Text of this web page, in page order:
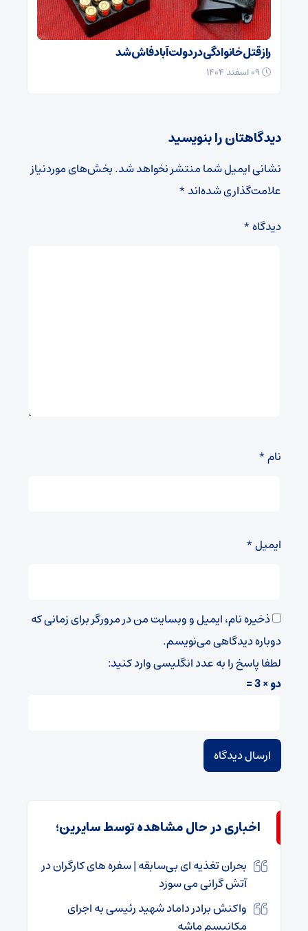
راز قتل خانوادگی در دولت‌آباد فاش شد
دیدگاهتان را بنویسید
نشانی ایمیل شما منتشر نخواهد شد.بخش‌های موردنیاز
علامت‌گذاری شده‌اند*
دیدگاه*
نام*
ایمیل*
ذخیره نام، ایمیل و وبسایت من در مرورگر برای زمانی که
دوباره دیدگاهی می‌نویسم.
لطفا پاسخ را به عدد انگلیسی وارد کنید:
دو × 3 =
اخباری در حال مشاهده توسط سایرین؛
بحران تغذیه‌ ای بی‌سابقه | سفره‌ های کارگران در
آتش گرانی می‌ سوزد
واکنش برادر داماد شهید رئیسی به اجرای
مکانیسم ماشه